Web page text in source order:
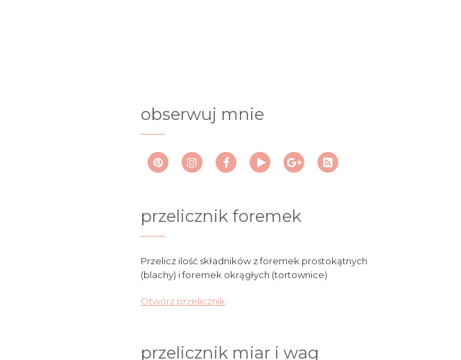
obserwuj mnie
przelicznik foremek
Przelicz ilość składników z foremek prostokątnych
(blachy) i foremek okrągłych (tortownice)
Otwórz przelicznik
przelicznik miar i wag